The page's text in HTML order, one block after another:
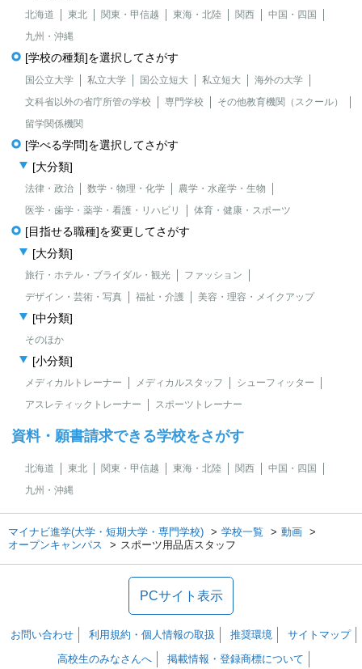
北海道 東北 関東・甲信越 東海・北陸 関西
中国・四国
九州・沖縄
[学校の種類]を選択してさがす
国公立大学 私立大学 国公立短大 私立短大
海外の大学
文科省以外の省庁所管の学校
専門学校
その他教育機関（スクール）
留学関係機関
[学べる学問]を選択してさがす
[大分類]
法律・政治 数学・物理・化学
農学・水産学・生物
医学・歯学・薬学・看護・リハビリ
体育・健康・スポーツ
[目指せる職種]を変更してさがす
[大分類]
旅行・ホテル・ブライダル・観光
ファッション
デザイン・芸術・写真
福祉・介護 美容・理容・メイクアップ
[中分類]
そのほか
[小分類]
メディカルトレーナー メディカルスタッフ
シューフィッター
アスレティックトレーナー
スポーツトレーナー
資料・願書請求できる学校をさがす
北海道 東北 関東・甲信越 東海・北陸 関西
中国・四国
九州・沖縄
マイナビ進学(大学・短期大学・専門学校) 学校一覧
動画
オープンキャンパス
スポーツ用品店スタッフ
PCサイト表示
お問い合わせ 利用規約・個人情報の取扱 推奨環境
サイトマップ
高校生のみなさんへ
掲載情報・登録商標について